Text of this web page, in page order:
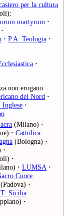
per la cultura
martyrum ·
·
· P.A. Teologia ·
·
non erogano
del Nord ·
Inglese ·
(Milano) ·
· Cattolica
(Bologna) ·
·
·
· LUMSA ·
Cuore
(Padova) ·
Sicilia
·